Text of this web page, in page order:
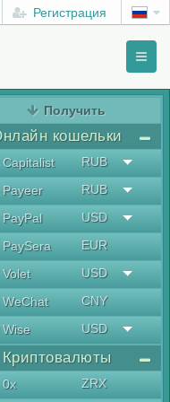
Регистрация
Получить
кошельки
Capitalist
RUB
Payeer
RUB
PayPal
USD
PaySera
EUR
Volet
USD
WeChat
CNY
Wise
USD
Криптовалюты
0x ZRX